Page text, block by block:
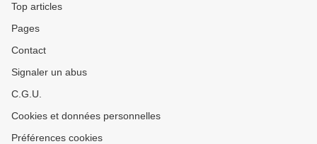
Top articles
Pages
Contact
Signaler un abus
C.G.U.
Cookies et données personnelles
Préférences cookies